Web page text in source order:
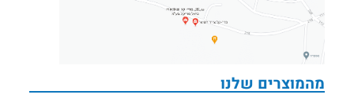
מהמוצרים שלנו